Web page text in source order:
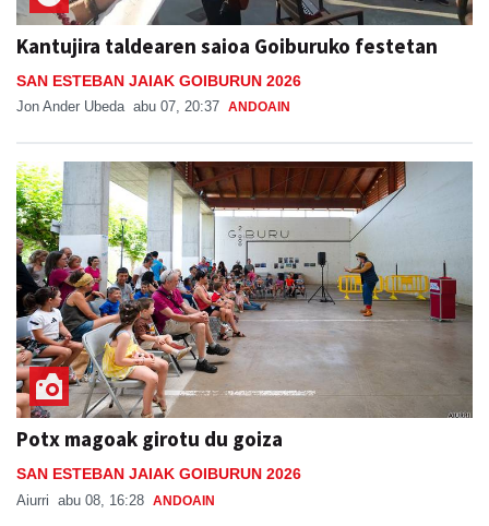
Kantujira taldearen saioa Goiburuko festetan
SAN ESTEBAN JAIAK GOIBURUN 2026
Jon Ander Ubeda abu 07, 20:37 ANDOAIN
Potx magoak girotu du goiza
SAN ESTEBAN JAIAK GOIBURUN 2026
Aiurri abu 08, 16:28 ANDOAIN